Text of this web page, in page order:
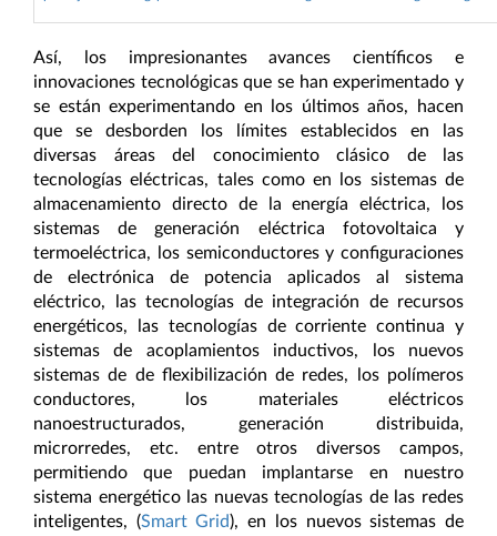
Así, los impresionantes avances científicos e
innovaciones tecnológicas que se han experimentado y
se están experimentando en los últimos años, hacen
que se desborden los límites establecidos en las
diversas áreas del conocimiento clásico de las
tecnologías eléctricas, tales como en los sistemas de
almacenamiento directo de la energía eléctrica, los
sistemas de generación eléctrica fotovoltaica y
termoeléctrica, los semiconductores y configuraciones
de electrónica de potencia aplicados al sistema
eléctrico, las tecnologías de integración de recursos
energéticos, las tecnologías de corriente continua y
sistemas de acoplamientos inductivos, los nuevos
sistemas de de flexibilización de redes, los polímeros
conductores, los materiales eléctricos
nanoestructurados, generación distribuida,
microrredes, etc. entre otros diversos campos,
permitiendo que puedan implantarse en nuestro
sistema energético las nuevas tecnologías de las redes
inteligentes, (Smart Grid), en los nuevos sistemas de